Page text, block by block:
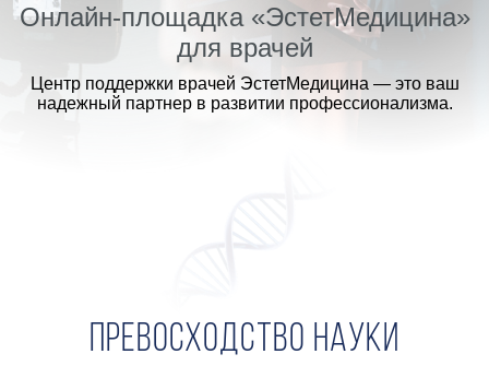
Онлайн-площадка «ЭстетМедицина»
для врачей
Центр поддержки врачей ЭстетМедицина — это ваш
надежный партнер в развитии профессионализма.
Превосходство науки